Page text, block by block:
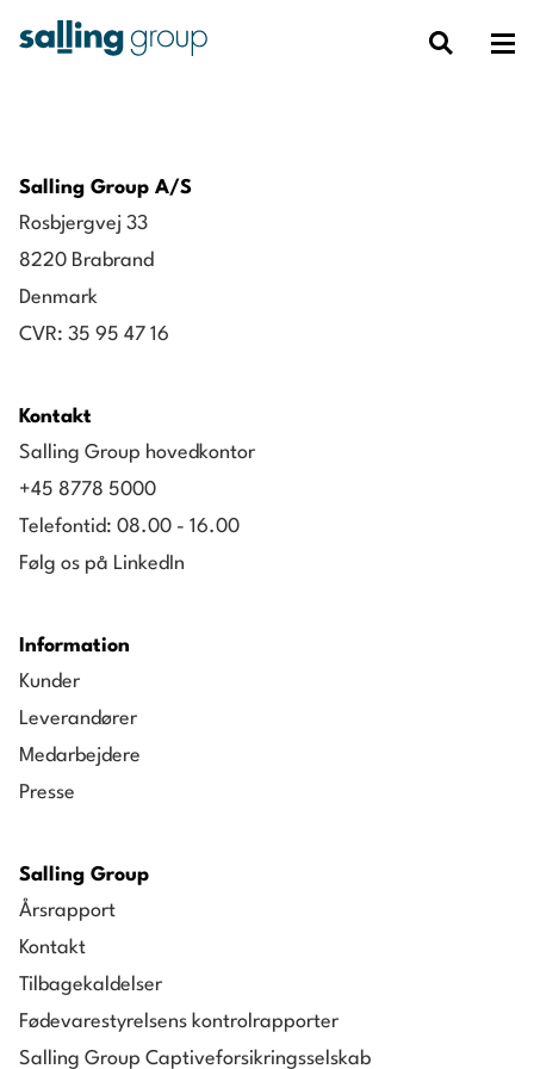
Salling Group A/S
Rosbjergvej 33
8220 Brabrand
Denmark
CVR: 35 95 47 16
Kontakt
Salling Group hovedkontor
+45 8778 5000
Telefontid: 08.00 - 16.00
Følg os på LinkedIn
Information
Kunder
Leverandører
Medarbejdere
Presse
Salling Group
Årsrapport
Kontakt
Tilbagekaldelser
Fødevarestyrelsens kontrolrapporter
Salling Group Captiveforsikringsselskab